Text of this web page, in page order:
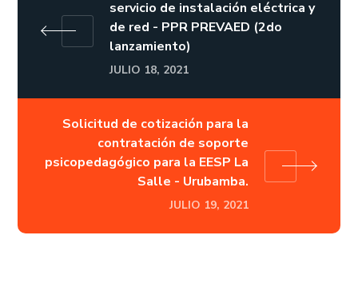
servicio de instalación eléctrica y
de red - PPR PREVAED (2do
lanzamiento)
JULIO 18, 2021
Solicitud de cotización para la
contratación de soporte
psicopedagógico para la EESP La
Salle - Urubamba.
JULIO 19, 2021